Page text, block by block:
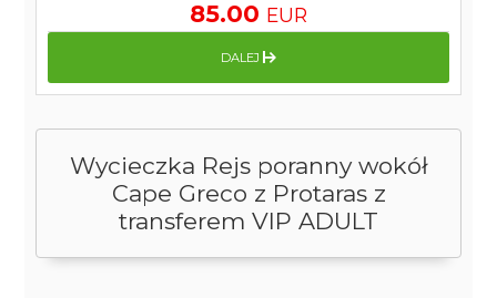
Wycieczka Rejs poranny wokół
Cape Greco z Protaras z
transferem VIP ADULT
85.00 EUR
DALEJ